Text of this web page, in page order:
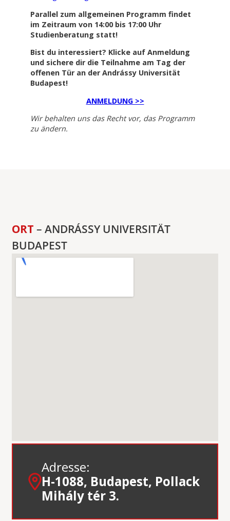
Parallel zum allgemeinen Programm findet
im Zeitraum von 14:00 bis 17:00 Uhr
Studienberatung statt!
Bist du interessiert? Klicke auf Anmeldung
und sichere dir die Teilnahme am Tag der
offenen Tür an der Andrássy Universität
Budapest!
ANMELDUNG >>
Wir behalten uns das Recht vor, das Programm
zu ändern.
ORT – ANDRÁSSY UNIVERSITÄT
BUDAPEST
Adresse:
H-1088, Budapest, Pollack
Mihály tér 3.